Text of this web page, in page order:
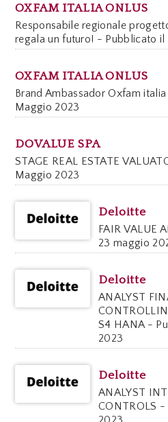
OXFAM ITALIA ONLUS
Responsabile regionale
regala un futuro! - Pubblicato
OXFAM ITALIA ONLUS
Brand Ambassador Oxfam
Maggio 2023
DOVALUE SPA
STAGE REAL ESTATE
Maggio 2023
Deloitte
FAIR VALUE
23 maggio
Deloitte
ANALYST
S4 HANA -
2023
Deloitte
ANALYST
CONTROLS